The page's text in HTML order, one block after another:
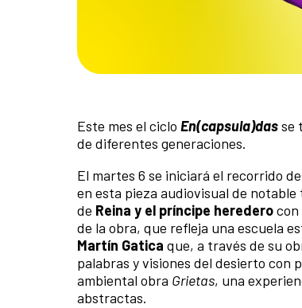
Este mes el ciclo En(capsula)dasse
de diferentes generaciones.
El martes 6 se iniciará el recorrido
en esta pieza audiovisual de
de Reina y el príncipe herederocon
de la obra, que refleja una escuela
Martín Gatica que, a través de su
palabras y visiones del desierto con
ambiental obra Grietas, una
abstractas.